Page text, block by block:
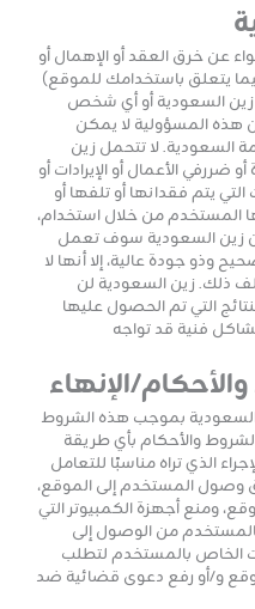
عن خرق العقد أو الإهمال أو
يتعلق باستخدامك للموقع)
السعودية أو أي شخص
هذه المسؤولية لا يمكن
السعودية. لا تتحمل زين
الأعمال أو الإيرادات أو
التي يتم فقدانها أو تلفها أو
المستخدم من خلال استخدام،
زين السعودية سوف تعمل
جودة عالية، إلا أنها لا
ذلك. زين السعودية لن
التي تم الحصول عليها
فنية قد تواجه
الإنهاء
بموجب هذه الشروط
والأحكام بأي طريقة
الذي تراه مناسبًا للتعامل
وصول المستخدم إلى الموقع،
ومنع أجهزة الكمبيوتر التي
من الوصول إلى
الخاص بالمستخدم لتطلب
و/أو رفع دعوى قضائية ضد